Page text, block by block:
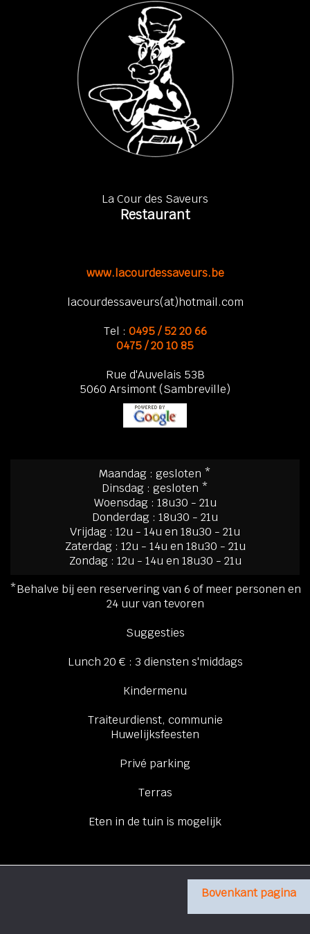
La Cour des Saveurs
Restaurant
www.lacourdessaveurs.be
lacourdessaveurs(at)hotmail.com
Tel : 0495 / 52 20 66
0475 / 20 10 85
Rue d'Auvelais 53B
5060 Arsimont (Sambreville)
Maandag : gesloten *
Dinsdag : gesloten *
Woensdag : 18u30 - 21u
Donderdag : 18u30 - 21u
Vrijdag : 12u - 14u en 18u30 - 21u
Zaterdag : 12u - 14u en 18u30 - 21u
Zondag : 12u - 14u en 18u30 - 21u
*Behalve bij een reservering van 6 of meer personen en
24 uur van tevoren
Suggesties
Lunch 20 € : 3 diensten s'middags
Kindermenu
Traiteurdienst, communie
Huwelijksfeesten
Privé parking
Terras
Eten in de tuin is mogelijk
Bovenkant pagina